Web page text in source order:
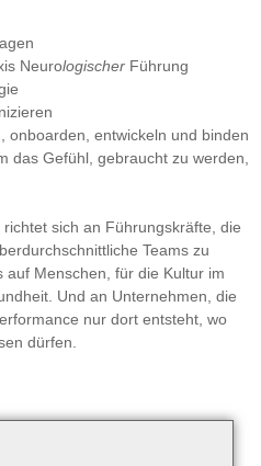
Neurologischer Führung
onboarden, entwickeln und binden
das Gefühl, gebraucht zu werden,
richtet sich an Führungskräfte, die
Teams zu
Menschen, für die Kultur im
Und an Unternehmen, die
nur dort entsteht, wo
dürfen.